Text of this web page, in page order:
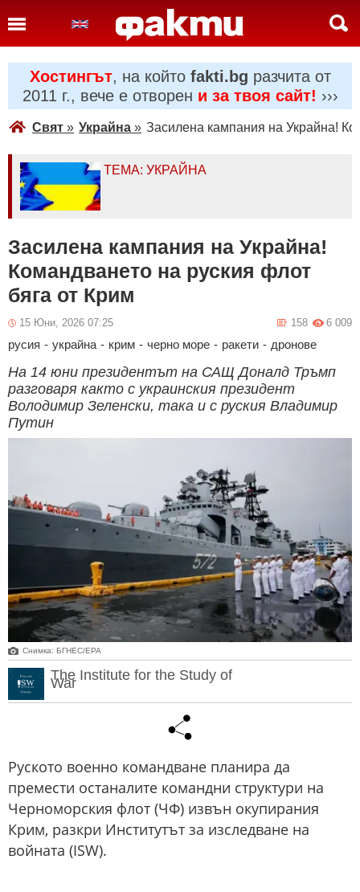
Хостингът, на който fakti.bg разчита от
2011 г., вече е отворен и за твоя сайт! ›››
Свят » Украйна » Засилена кампания на Украйна!
ТЕМА: УКРАЙНА
Засилена кампания на Украйна!
Командването на руския флот
бяга от Крим
15 Юни, 2026 07:25 6 009
158
русия - украйна - крим - черно море - ракети - дронове
На 14 юни президентът на САЩ Доналд Тръмп
разговаря както с украинския президент
Володимир Зеленски, така и с руския Владимир
Путин
Снимка: БГНЕС/ЕРА
The Institute for the Study of
War
Руското военно командване планира да
премести останалите командни структури на
Черноморския флот (ЧФ) извън окупирания
Крим, разкри Институтът за изследване на
войната (ISW).